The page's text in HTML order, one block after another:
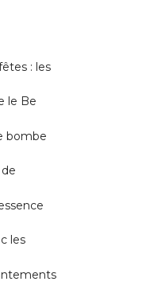
: les
le Be
bombe
les